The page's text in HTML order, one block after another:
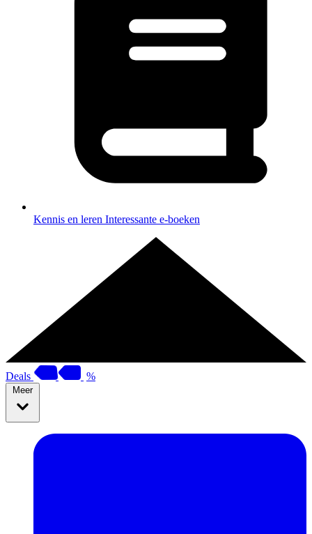
Kennis en leren Interessante e-boeken
Deals %
Meer